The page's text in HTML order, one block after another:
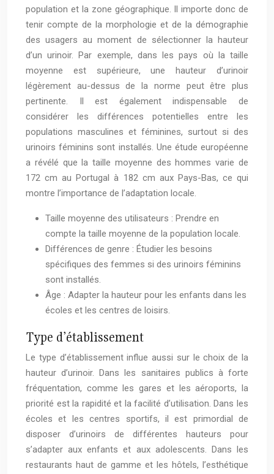
population et la zone géographique. Il importe donc de
tenir compte de la morphologie et de la démographie
des usagers au moment de sélectionner la hauteur
d’un urinoir. Par exemple, dans les pays où la taille
moyenne est supérieure, une hauteur d’urinoir
légèrement au-dessus de la norme peut être plus
pertinente. Il est également indispensable de
considérer les différences potentielles entre les
populations masculines et féminines, surtout si des
urinoirs féminins sont installés. Une étude européenne
a révélé que la taille moyenne des hommes varie de
172 cm au Portugal à 182 cm aux Pays-Bas, ce qui
montre l’importance de l’adaptation locale.
Taille moyenne des utilisateurs : Prendre en
compte la taille moyenne de la population locale.
Différences de genre : Étudier les besoins
spécifiques des femmes si des urinoirs féminins
sont installés.
Âge : Adapter la hauteur pour les enfants dans les
écoles et les centres de loisirs.
Type d’établissement
Le type d’établissement influe aussi sur le choix de la
hauteur d’urinoir. Dans les sanitaires publics à forte
fréquentation, comme les gares et les aéroports, la
priorité est la rapidité et la facilité d’utilisation. Dans les
écoles et les centres sportifs, il est primordial de
disposer d’urinoirs de différentes hauteurs pour
s’adapter aux enfants et aux adolescents. Dans les
restaurants haut de gamme et les hôtels, l’esthétique